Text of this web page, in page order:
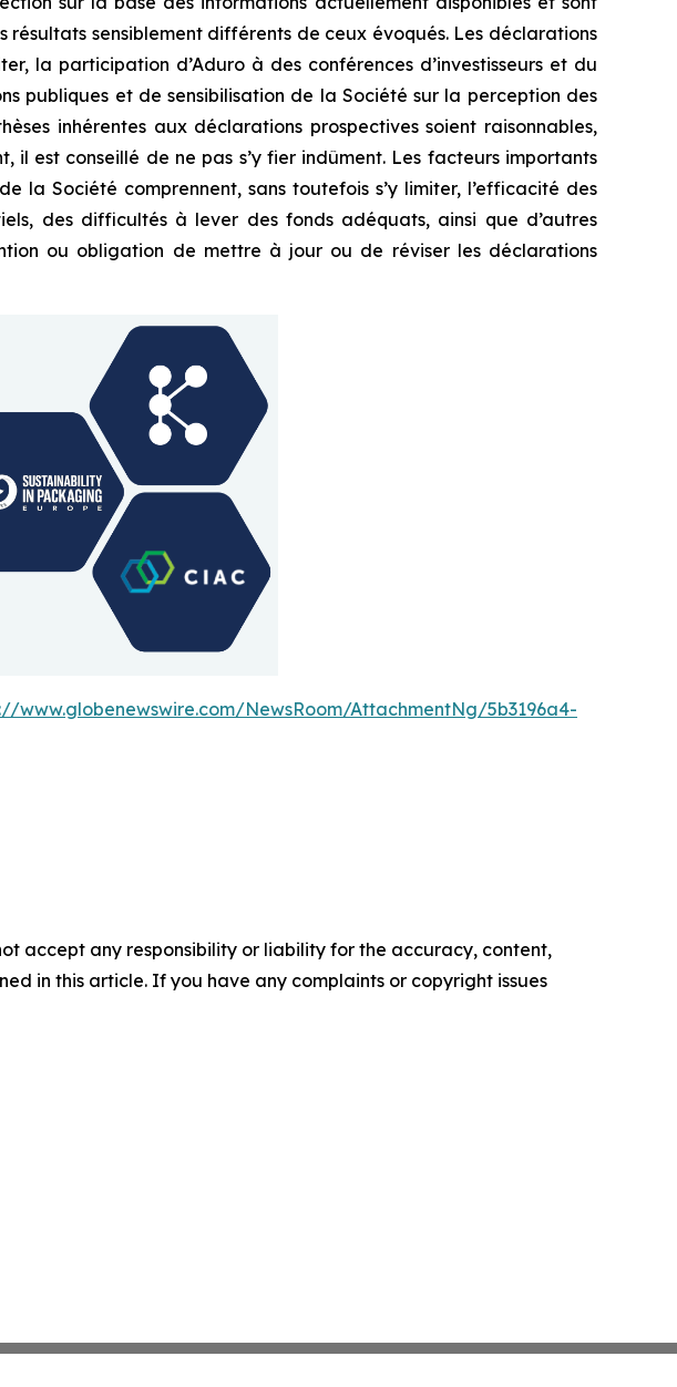
résultats sensiblement différents de ceux évoqués. Les déclarations
la participation d’Aduro à des conférences d’investisseurs et du
publiques et de sensibilisation de la Société sur la perception des
inhérentes aux déclarations prospectives soient raisonnables,
est conseillé de ne pas s’y fier indûment. Les facteurs importants
la Société comprennent, sans toutefois s’y limiter, l’efficacité des
des difficultés à lever des fonds adéquats, ainsi que d’autres
ou obligation de mettre à jour ou de réviser les déclarations
www.globenewswire.com/NewsRoom/AttachmentNg/5b3196a4-
accept any responsibility or liability for the accuracy, content,
in this article. If you have any complaints or copyright issues